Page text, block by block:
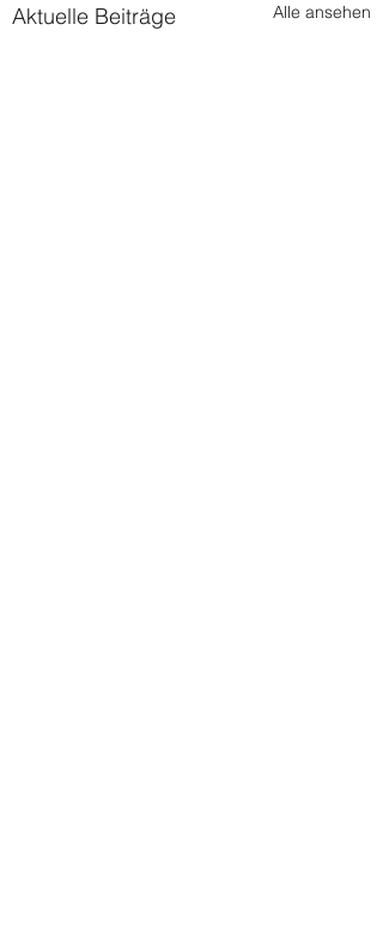
Aktuelle Beiträge Alle ansehen